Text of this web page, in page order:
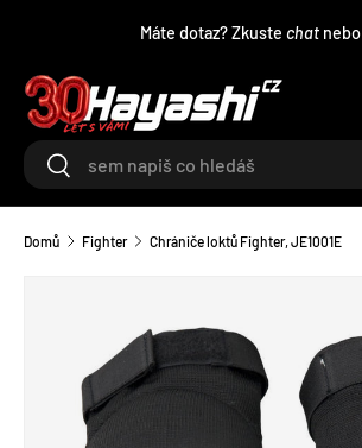
PŘEJÍT NA OBSAHMáte dotaz? Zkuste chatnebo
HledatHledat
Domů Fighter Chrániče loktů Fighter, JE1001E